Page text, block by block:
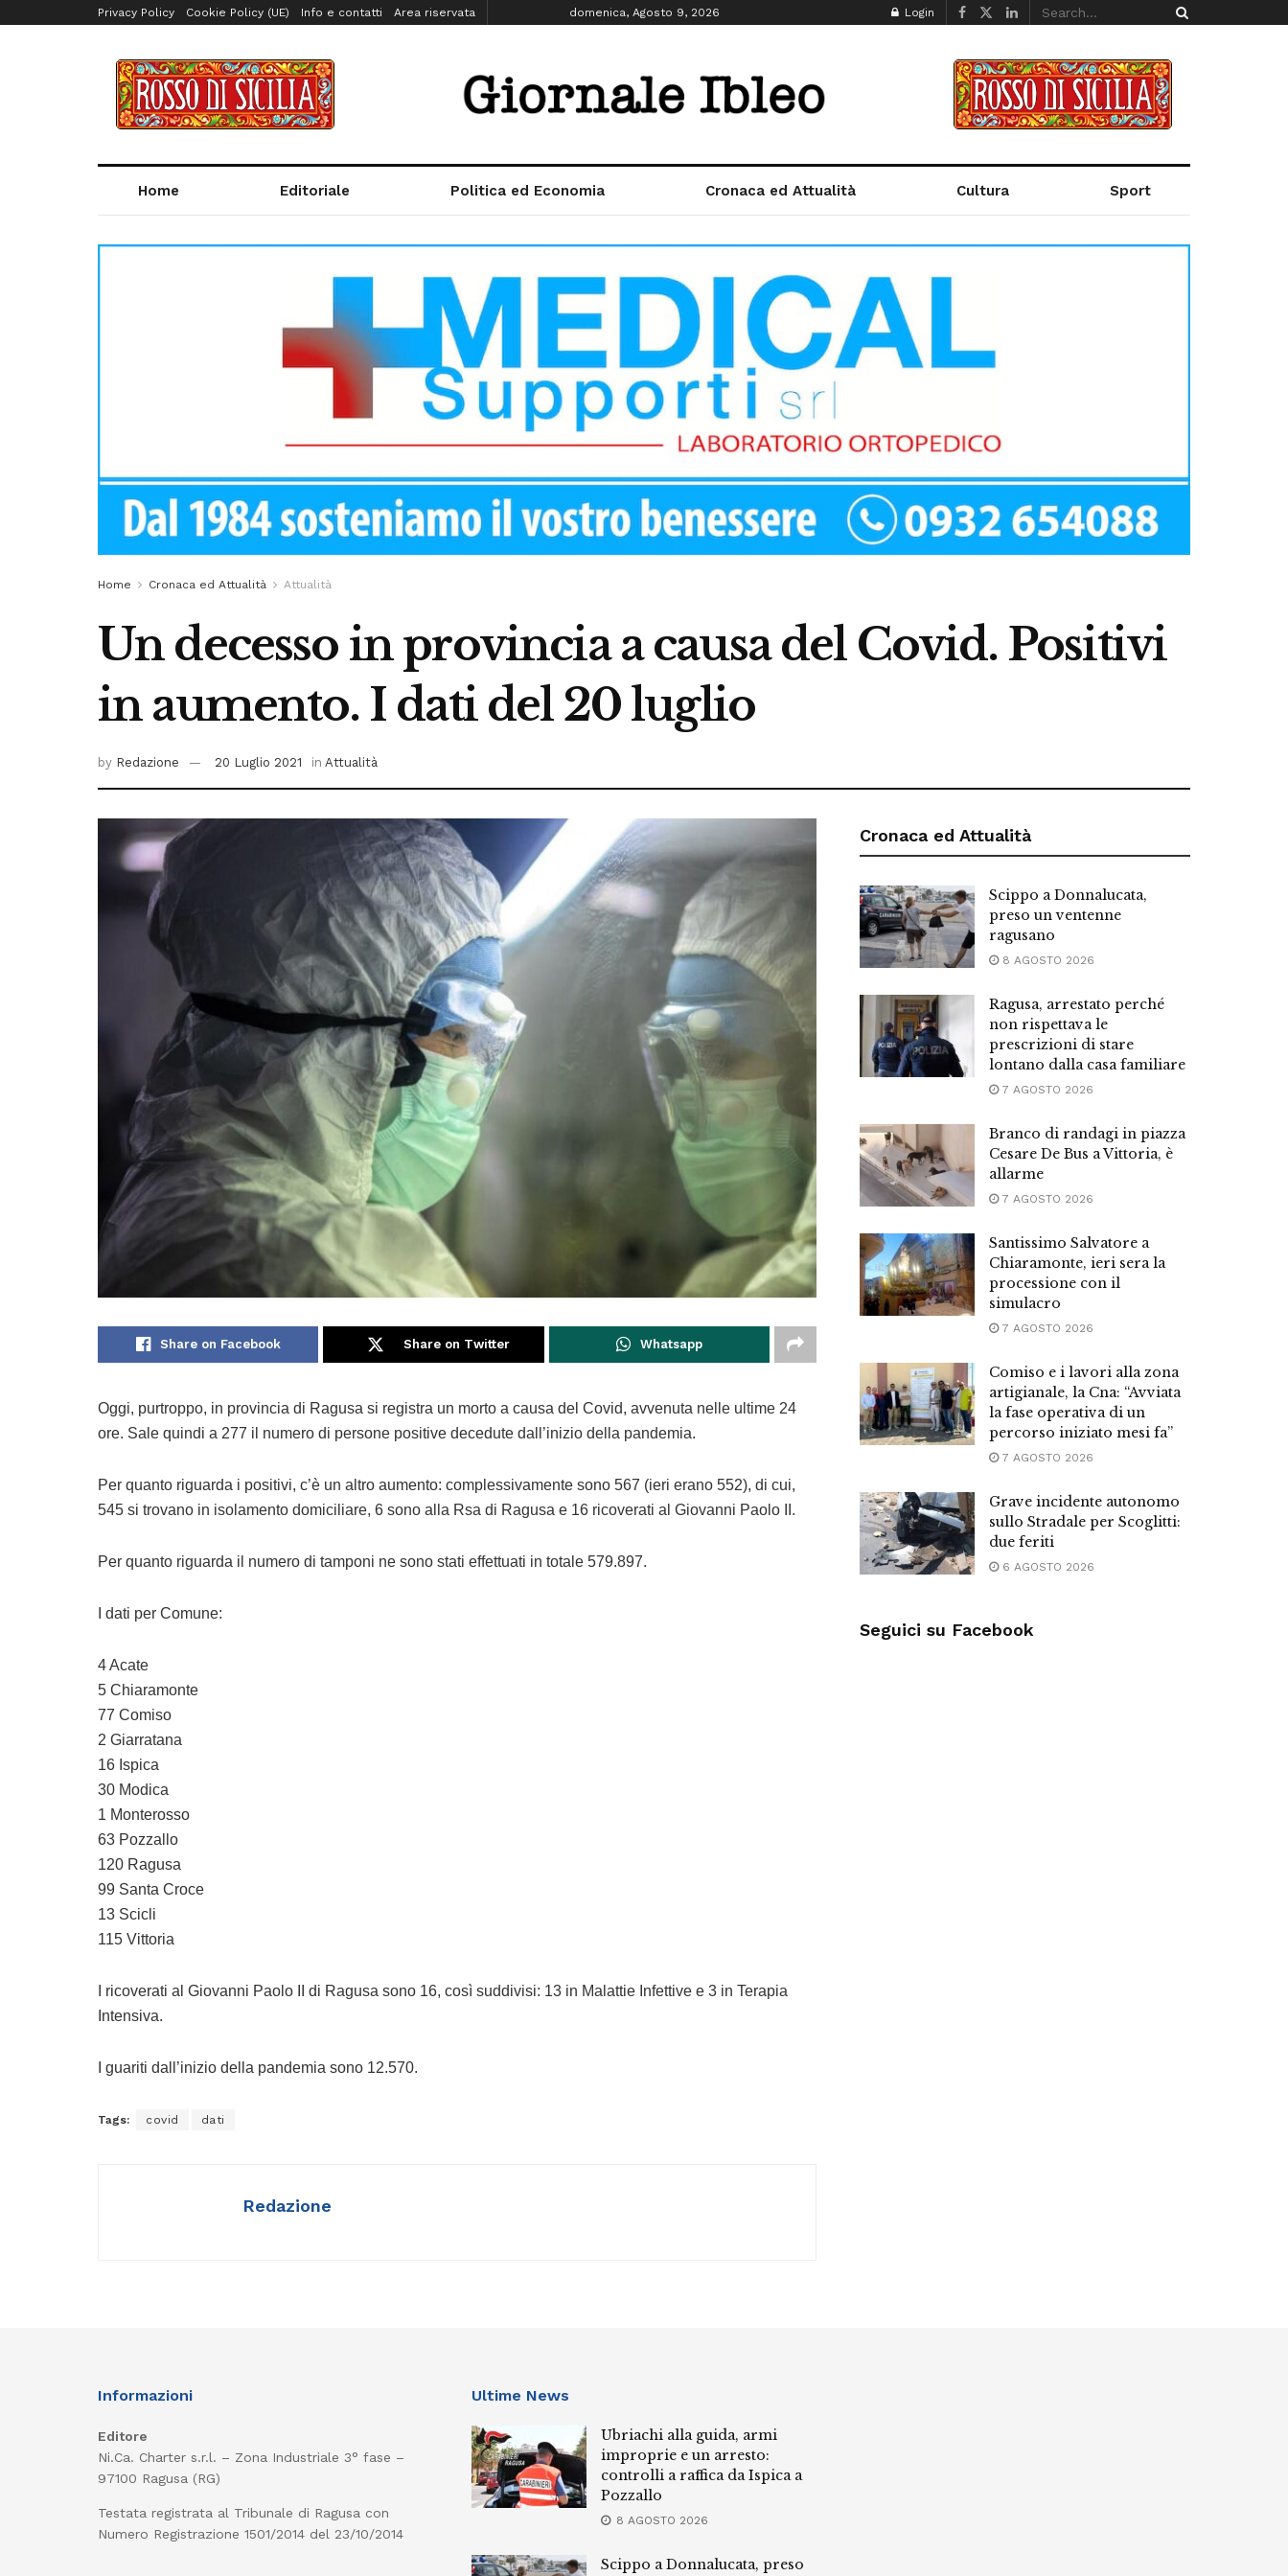
Privacy Policy Cookie Policy (UE) Info e contatti Area riservata domenica, Agosto 9, 2026 Login
Home Editoriale Politica ed Economia Cronaca ed Attualità Cultura Sport
Home Cronaca ed Attualità Attualità
Un decesso in provincia a causa del Covid. Positivi
in aumento. I dati del 20 luglio
by Redazione 20 Luglio 2021 in Attualità
Share on Facebook Share on Twitter Whatsapp
Oggi, purtroppo, in provincia di Ragusa si registra un morto a causa del Covid, avvenuta nelle ultime 24
ore. Sale quindi a 277 il numero di persone positive decedute dall’inizio della pandemia.
Per quanto riguarda i positivi, c’è un altro aumento: complessivamente sono 567 (ieri erano 552), di cui,
545 si trovano in isolamento domiciliare, 6 sono alla Rsa di Ragusa e 16 ricoverati al Giovanni Paolo II.
Per quanto riguarda il numero di tamponi ne sono stati effettuati in totale 579.897.
I dati per Comune:
4 Acate
5 Chiaramonte
77 Comiso
2 Giarratana
16 Ispica
30 Modica
1 Monterosso
63 Pozzallo
120 Ragusa
99 Santa Croce
13 Scicli
115 Vittoria
I ricoverati al Giovanni Paolo II di Ragusa sono 16, così suddivisi: 13 in Malattie Infettive e 3 in Terapia
Intensiva.
I guariti dall’inizio della pandemia sono 12.570.
Tags: covid dati
Redazione
Cronaca ed Attualità
Scippo a Donnalucata,
preso un ventenne
ragusano
8 AGOSTO 2026
Ragusa, arrestato perché
non rispettava le
prescrizioni di stare
lontano dalla casa familiare
7 AGOSTO 2026
Branco di randagi in piazza
Cesare De Bus a Vittoria, è
allarme
7 AGOSTO 2026
Santissimo Salvatore a
Chiaramonte, ieri sera la
processione con il
simulacro
7 AGOSTO 2026
Comiso e i lavori alla zona
artigianale, la Cna: “Avviata
la fase operativa di un
percorso iniziato mesi fa”
7 AGOSTO 2026
Grave incidente autonomo
sullo Stradale per Scoglitti:
due feriti
6 AGOSTO 2026
Seguici su Facebook
Informazioni
Editore
Ni.Ca. Charter s.r.l. – Zona Industriale 3° fase –
97100 Ragusa (RG)
Testata registrata al Tribunale di Ragusa con
Numero Registrazione 1501/2014 del 23/10/2014
Ultime News
Ubriachi alla guida, armi
improprie e un arresto:
controlli a raffica da Ispica a
Pozzallo
8 AGOSTO 2026
Scippo a Donnalucata, preso